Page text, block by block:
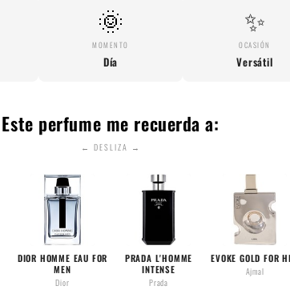
🌞
MOMENTO
Día
✨
OCASIÓN
Versátil
Este perfume me recuerda a:
← DESLIZA →
DIOR HOMME EAU FOR
MEN
Dior
PRADA L'HOMME
INTENSE
Prada
EVOKE GOLD FOR
Ajmal